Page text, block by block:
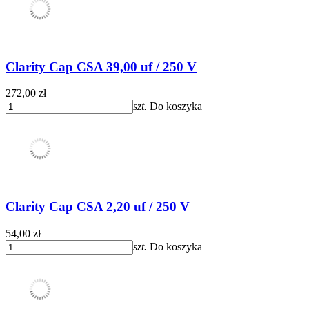
Clarity Cap CSA 39,00 uf / 250 V
272,00 zł
szt. Do koszyka
Clarity Cap CSA 2,20 uf / 250 V
54,00 zł
szt. Do koszyka